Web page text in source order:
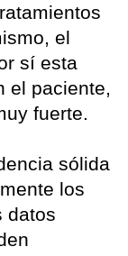
el
sí esta
el paciente,
fuerte.
sólida
los
datos